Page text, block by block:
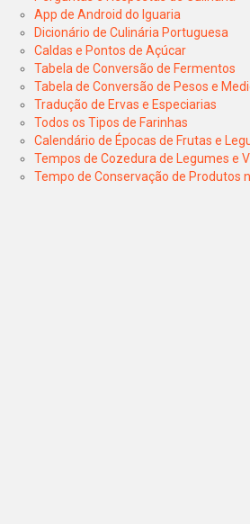
App de Android do Iguaria
Dicionário de Culinária Portuguesa
Caldas e Pontos de Açúcar
Tabela de Conversão de Fermentos
Tabela de Conversão de Pesos e
Tradução de Ervas e Especiarias
Todos os Tipos de Farinhas
Calendário de Épocas de Frutas e
Tempos de Cozedura de Legumes e
Tempo de Conservação de Produtos